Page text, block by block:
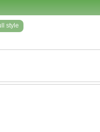
style